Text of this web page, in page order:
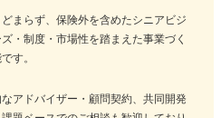
まらず、保険外を含めたシニアビジ
・制度・市場性を踏まえた事業づく
す。
アドバイザー・顧問契約、共同開発